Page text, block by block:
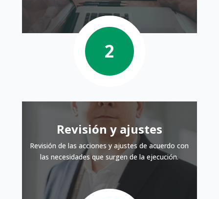
Revisión y ajustes
Revisión de las acciones y ajustes de acuerdo con
las necesidades que surgen de la ejecución.